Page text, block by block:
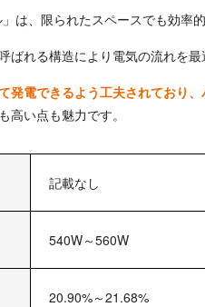
は、限られたスペースでも効率
ばれる構造により電気の流れを
発電できるよう工夫されており
高い点も魅力です。
記載なし
540W～560W
20.90%～21.68%